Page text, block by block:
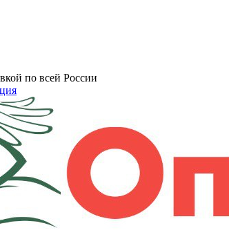
по всей России